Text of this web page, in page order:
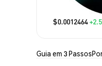
$0.0012464
Guia em 3 Passos